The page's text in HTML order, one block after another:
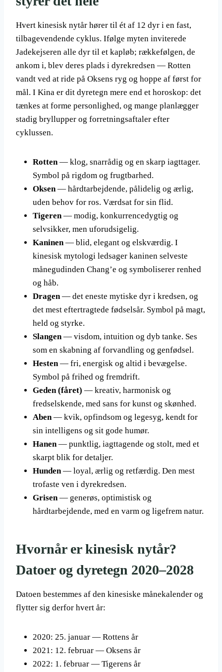
Hvert kinesisk nytår hører til ét af 12 dyr i en fast,
tilbagevendende cyklus. Ifølge myten inviterede
Jadekejseren alle dyr til et kapløb; rækkefølgen, de
ankom i, blev deres plads i dyrekredsen — Rotten
vandt ved at ride på Oksens ryg og hoppe af først for
mål. I Kina er dit dyretegn mere end et horoskop: det
tænkes at forme personlighed, og mange planlægger
stadig bryllupper og forretningsaftaler efter
cyklussen.
Rotten— klog, snarrådig og en skarp iagttager.
Symbol på rigdom og frugtbarhed.
Oksen— hårdtarbejdende, pålidelig og ærlig,
uden behov for ros. Værdsat for sin flid.
Tigeren— modig, konkurrencedygtig og
selvsikker, men uforudsigelig.
Kaninen— blid, elegant og elskværdig. I
kinesisk mytologi ledsager kaninen selveste
månegudinden Chang’e og symboliserer renhed
og håb.
Dragen— det eneste mytiske dyr i kredsen, og
det mest eftertragtede fødselsår. Symbol på magt,
held og styrke.
Slangen— visdom, intuition og dyb tanke. Ses
som en skabning af forvandling og genfødsel.
Hesten— fri, energisk og altid i bevægelse.
Symbol på frihed og fremdrift.
Geden (fåret) — kreativ, harmonisk og
fredselskende, med sans for kunst og skønhed.
Aben— kvik, opfindsom og legesyg, kendt for
sin intelligens og sit gode humør.
Hanen— punktlig, iagttagende og stolt, med et
skarpt blik for detaljer.
Hunden— loyal, ærlig og retfærdig. Den mest
trofaste ven i dyrekredsen.
Grisen— generøs, optimistisk og
hårdtarbejdende, med en varm og ligefrem natur.
Hvornår er kinesisk nytår?
Datoer og dyretegn 2020–2028
Datoen bestemmes af den kinesiske månekalender og
flytter sig derfor hvert år:
2020: 25. januar — Rottens år
2021: 12. februar — Oksens år
2022: 1. februar — Tigerens år